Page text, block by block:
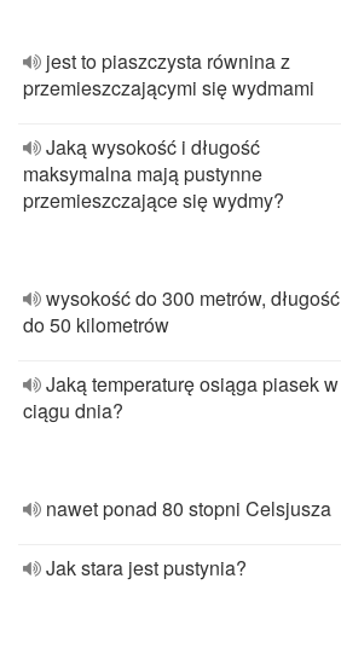
jest to piaszczysta równina z
przemieszczającymi się wydmami
Jaką wysokość i długość
maksymalna mają pustynne
przemieszczające się wydmy?
wysokość do 300 metrów, długość
do 50 kilometrów
Jaką temperaturę osiąga piasek w
ciągu dnia?
nawet ponad 80 stopni Celsjusza
Jak stara jest pustynia?